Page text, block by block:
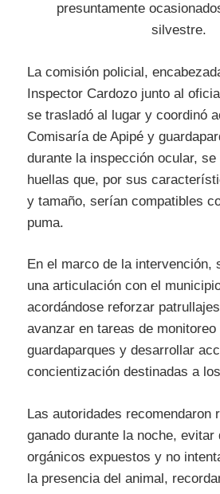
presuntamente
silvestre.
La comisión policial,
Inspector Cardozo junto al
se trasladó al lugar y coordinó
Comisaría de Apipé y
durante la inspección ocular,
huellas que, por sus
y tamaño, serían compatibles
puma.
En el marco de la intervención,
una articulación con el
acordándose reforzar
avanzar en tareas de
guardaparques y desarrollar
concientización destinadas a
Las autoridades recomendaron
ganado durante la noche, evitar
orgánicos expuestos y no
la presencia del animal,